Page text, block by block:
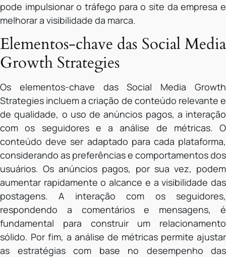
pode impulsionar o tráfego para o site da empresa e
melhorar a visibilidade da marca.
Elementos-chave das Social Media
Growth Strategies
Os elementos-chave das Social Media Growth
Strategies incluem a criação de conteúdo relevante e
de qualidade, o uso de anúncios pagos, a interação
com os seguidores e a análise de métricas. O
conteúdo deve ser adaptado para cada plataforma,
considerando as preferências e comportamentos dos
usuários. Os anúncios pagos, por sua vez, podem
aumentar rapidamente o alcance e a visibilidade das
postagens. A interação com os seguidores,
respondendo a comentários e mensagens, é
fundamental para construir um relacionamento
sólido. Por fim, a análise de métricas permite ajustar
as estratégias com base no desempenho das